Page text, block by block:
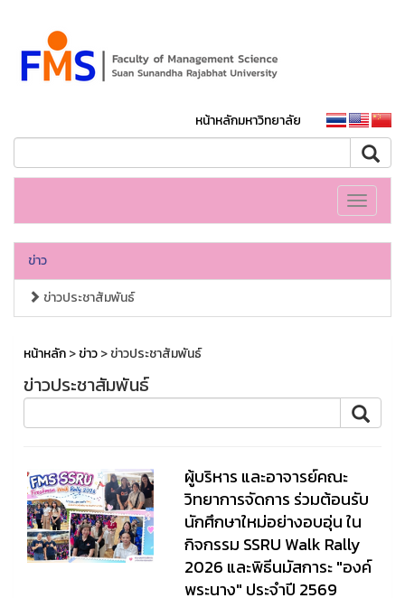
หน้าหลักมหาวิทยาลัย
Toggle
ข่าว
ข่าวประชาสัมพันธ์
หน้าหลัก>ข่าว> ข่าวประชาสัมพันธ์
ข่าวประชาสัมพันธ์
ผู้บริหาร และอาจารย์คณะ
วิทยาการจัดการ ร่วมต้อนรับ
นักศึกษาใหม่อย่างอบอุ่น ใน
กิจกรรม SSRU Walk Rally
2026 และพิธีนมัสการะ "องค์
พระนาง" ประจำปี 2569